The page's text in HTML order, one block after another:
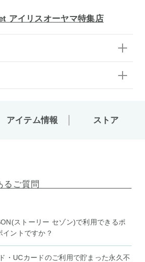
アイリスオーヤマ特集店
アイテム情報 ストア
るご質問
ストーリー セゾン)で利用できるポ
イントですか？
・UCカードのご利用で貯まった永久不